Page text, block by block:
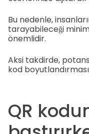
Bu nedenle,
tarayabileceği
önemlidir.
Aksi takdirde,
kod
QR